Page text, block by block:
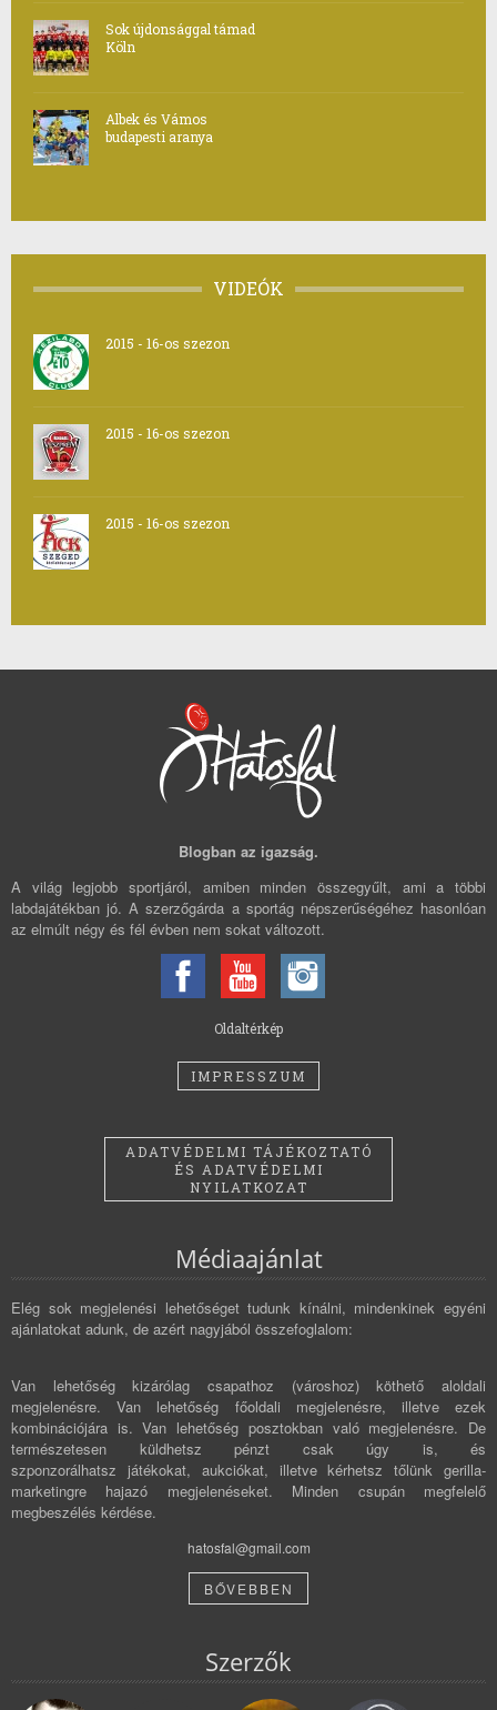
Sok újdonsággal támad
Köln
Albek és Vámos
budapesti aranya
VIDEÓK
2015 - 16-os szezon
2015 - 16-os szezon
2015 - 16-os szezon
Blogban az igazság.
A világ legjobb sportjáról, amiben minden összegyűlt, ami a többi
labdajátékban jó. A szerzőgárda a sportág népszerűségéhez hasonlóan
az elmúlt négy és fél évben nem sokat változott.
Oldaltérkép
IMPRESSZUM
ADATVÉDELMI TÁJÉKOZTATÓ
ÉS ADATVÉDELMI
NYILATKOZAT
Médiaajánlat
Elég sok megjelenési lehetőséget tudunk kínálni, mindenkinek egyéni
ajánlatokat adunk, de azért nagyjából összefoglalom:
Van lehetőség kizárólag csapathoz (városhoz) köthető aloldali
megjelenésre. Van lehetőség főoldali megjelenésre, illetve ezek
kombinációjára is. Van lehetőség posztokban való megjelenésre. De
természetesen küldhetsz pénzt csak úgy is, és
szponzorálhatsz játékokat, aukciókat, illetve kérhetsz tőlünk gerilla-
marketingre hajazó megjelenéseket. Minden csupán megfelelő
megbeszélés kérdése.
hatosfal@gmail.com
BŐVEBBEN
Szerzők